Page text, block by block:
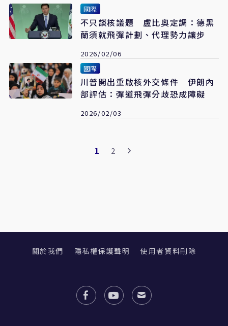
國際
不只談核議題 盧比奧定調：德黑
蘭須就飛彈計劃、代理勢力讓步
2026/02/06
國際
川普開出重啟核外交條件 伊朗內
部評估：彈道飛彈分歧恐成障礙
2026/02/03
1 2
關於我們 隱私權保護聲明 使用者資料刪除